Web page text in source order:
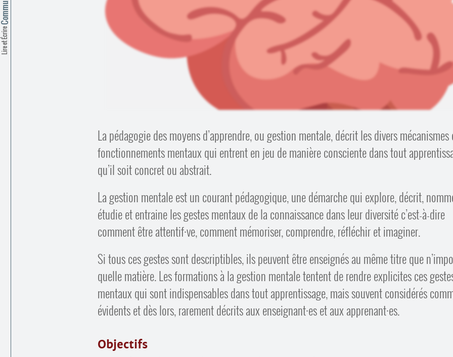
Lire et Écrire
La pédagogie des moyens d’apprendre, ou gestion mentale, décrit les divers mécanismes
fonctionnements mentaux qui entrent en jeu de manière consciente dans tout
qu’il soit concret ou abstrait.
La gestion mentale est un courant pédagogique, une démarche qui explore, décrit,
étudie et entraine les gestes mentaux de la connaissance dans leur diversité c’est-à-dire
comment être attentif·ve, comment mémoriser, comprendre, réfléchir et imaginer.
Si tous ces gestes sont descriptibles, ils peuvent être enseignés au même titre que
quelle matière. Les formations à la gestion mentale tentent de rendre explicites ces
mentaux qui sont indispensables dans tout apprentissage, mais souvent considérés
évidents et dès lors, rarement décrits aux enseignant·es et aux apprenant·es.
Objectifs